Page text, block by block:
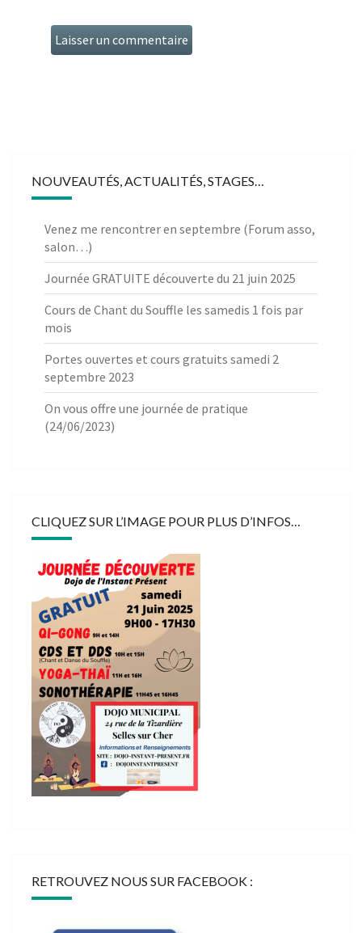
NOUVEAUTÉS, ACTUALITÉS, STAGES…
Venez me rencontrer en septembre (Forum asso,
salon…)
Journée GRATUITE découverte du 21 juin 2025
Cours de Chant du Souffle les samedis 1 fois par
mois
Portes ouvertes et cours gratuits samedi 2
septembre 2023
On vous offre une journée de pratique
(24/06/2023)
CLIQUEZ SUR L’IMAGE POUR PLUS D’INFOS…
RETROUVEZ NOUS SUR FACEBOOK :